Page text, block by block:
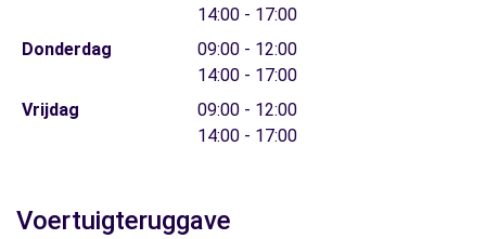
14:00 - 17:00
Donderdag
09:00 - 12:00
14:00 - 17:00
Vrijdag
09:00 - 12:00
14:00 - 17:00
Voertuigteruggave